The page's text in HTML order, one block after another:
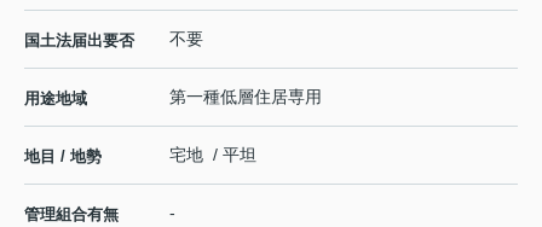
国土法届出要否 不要
用途地域 第一種低層住居専用
地目 / 地勢 宅地 / 平坦
管理組合有無 -